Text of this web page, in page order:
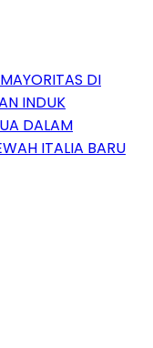
DI
INDUK
DALAM
ITALIA BARU